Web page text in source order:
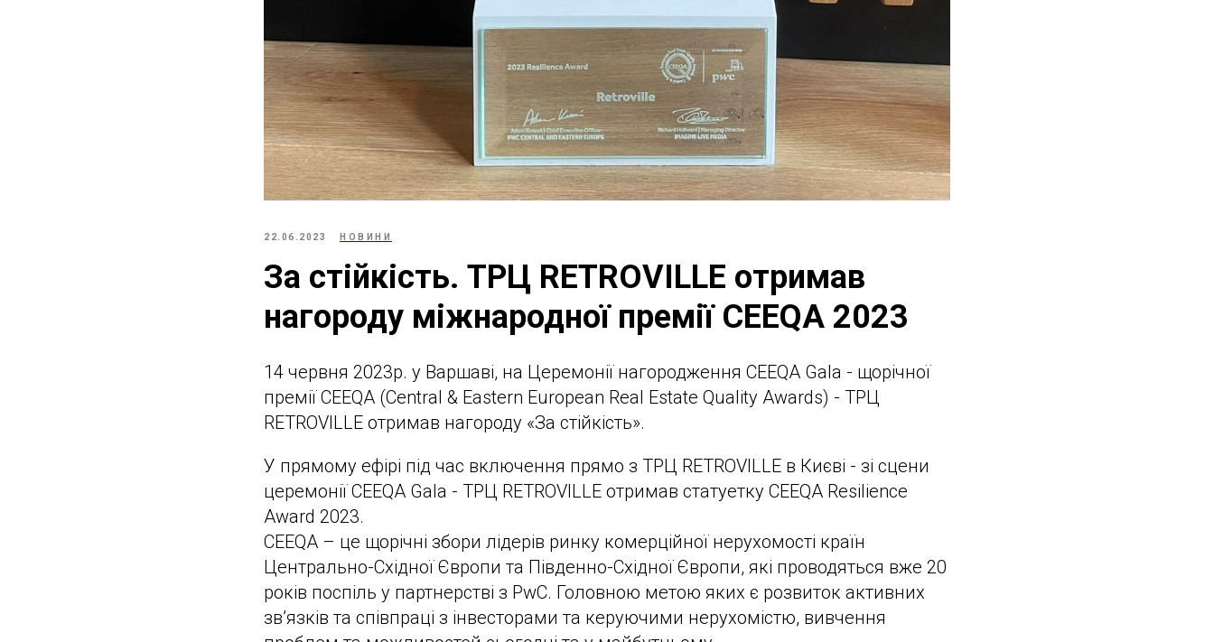
22.06.2023 НОВИНИ
За стійкість. ТРЦ RETROVILLE отримав
нагороду міжнародної премії CEEQA 2023
14 червня 2023р. у Варшаві, на Церемонії нагородження CEEQA Gala - щорічної
премії CEEQA (Central & Eastern European Real Estate Quality Awards) - ТРЦ
RETROVILLE отримав нагороду «За стійкість».
У прямому ефірі під час включення прямо з ТРЦ RETROVILLE в Києві - зі сцени
церемонії CEEQA Gala - ТРЦ RETROVILLE отримав статуетку CEEQA Resilience
Award 2023.
CEEQA – це щорічні збори лідерів ринку комерційної нерухомості країн
Центрально-Східної Європи та Південно-Східної Європи, які проводяться вже 20
років поспіль у партнерстві з PwC. Головною метою яких є розвиток активних
зв’язків та співпраці з інвесторами та керуючими нерухомістю, вивчення